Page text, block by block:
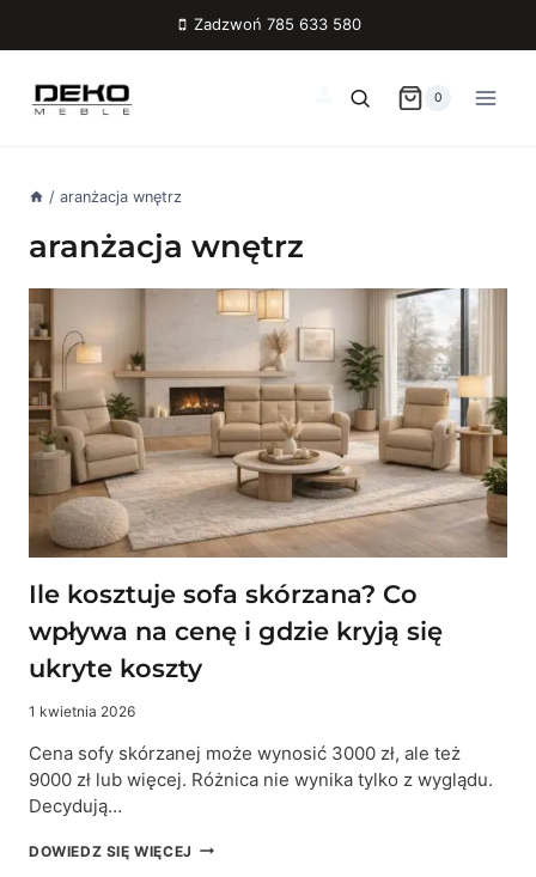
Zadzwoń 785 633 580
0
/ aranżacja wnętrz
aranżacja wnętrz
Ile kosztuje sofa skórzana? Co
wpływa na cenę i gdzie kryją się
ukryte koszty
1 kwietnia 2026
Cena sofy skórzanej może wynosić 3000 zł, ale też
9000 zł lub więcej. Różnica nie wynika tylko z wyglądu.
Decydują…
DOWIEDZ SIĘ WIĘCEJ ILE